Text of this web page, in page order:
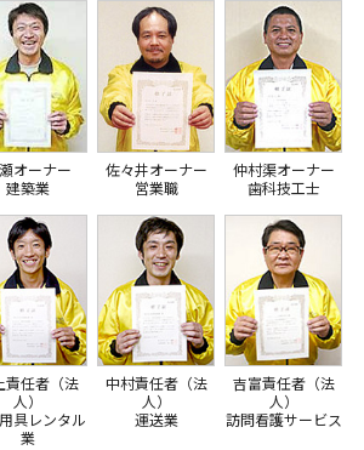
オーナー
建築業
佐々井オーナー
営業職
仲村渠オーナー
歯科技工士
責任者（法
人）
具レンタル
業
中村責任者（法
人）
運送業
吉富責任者（法
人）
訪問看護サービス